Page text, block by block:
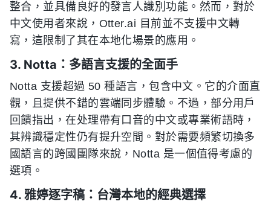
整合，並具備良好的發言人識別功能。然而，對於
中文使用者來說，Otter.ai 目前並不支援中文轉
寫，這限制了其在本地化場景的應用。
3. Notta：多語言支援的全面手
Notta 支援超過 50 種語言，包含中文。它的介面直
觀，且提供不錯的雲端同步體驗。不過，部分用戶
回饋指出，在处理帶有口音的中文或專業術語時，
其辨識穩定性仍有提升空間。對於需要頻繁切換多
國語言的跨國團隊來說，Notta 是一個值得考慮的
選項。
4. 雅婷逐字稿：台灣本地的經典選擇